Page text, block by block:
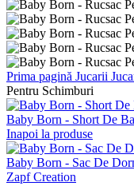
Prima pagină Jucarii
Pentru Schimburi
Baby Born - Short De
Inapoi la produse
Baby Born - Sac De
Zapf Creation